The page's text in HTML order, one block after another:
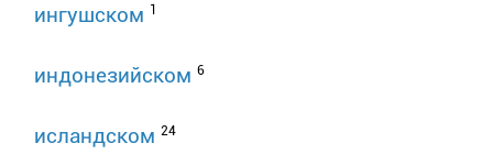
ингушском 1
индонезийском 6
исландском 24